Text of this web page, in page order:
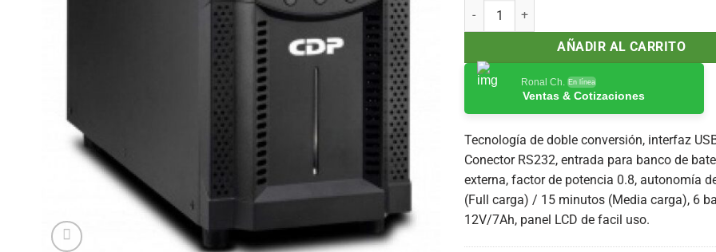
UPS CDP UPO11-2i(AX), On-Line, 2000VA,
AÑADIR AL CARRITO
Ronal Ch. En línea
Ventas & Cotizaciones
Tecnología de doble conversión, interfaz
Conector RS232, entrada para banco de
externa, factor de potencia 0.8, autonomía
(Full carga) / 15 minutos (Media carga), 6
12V/7Ah, panel LCD de facil uso.